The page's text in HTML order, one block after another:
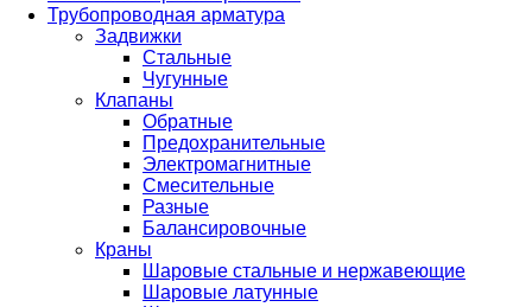
Трубопроводная арматура
Задвижки
Стальные
Чугунные
Клапаны
Обратные
Предохранительные
Электромагнитные
Смесительные
Разные
Балансировочные
Краны
Шаровые стальные и нержавеющие
Шаровые латунные